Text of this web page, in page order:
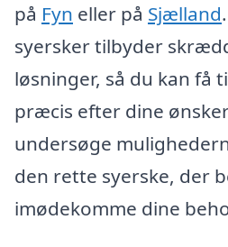
på Fyn eller på Sjælland
syersker tilbyder
løsninger, så du kan få
præcis efter dine
undersøge
den rette syerske, der
imødekomme dine